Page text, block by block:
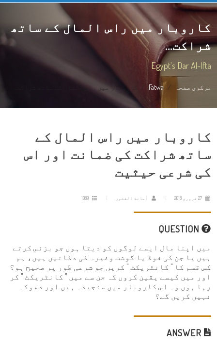
کاروبار میں راس المال کے ساتھ
شراکت...
Egypt's Dar Al-Ifta
مرکزی صفحہ Fatwa کاروبار میں راس المال کے ساتھ شراکت...
کاروبار میں راس المال کے
ساتھ شراکت کی ضمانت اور اس
کی شرعی حیثیت
أمانة الفتوى
میں اپنا مال ایسے لوگوں کو دیتا ہوں جو بزنس کرتے
ہیں یا جن کی فوڈ یا گوشت وغیرہ کی دکانیں ہیں، ہم
کس قسم کا " کانٹریکٹ " کریں جو شرعی طور پر صحیح ہو؟
اور میں کیسے یقین کروں کہ جن سے میں " کانٹریکٹ " کر
رہا ہوں وہ اس کاروبار میں سنجیدہ ہیں اور دھوکہ
نہیں کریں گے؟